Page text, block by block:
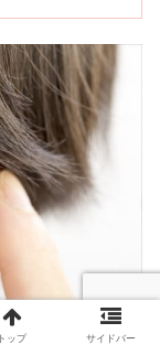
トップ サイドバー